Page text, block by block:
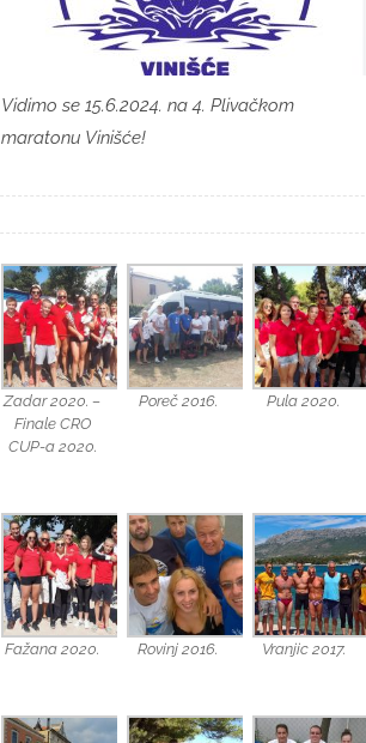
Vidimo se 15.6.2024. na 4. Plivačkom
maratonu Vinišće!
Zadar 2020. –
Finale CRO
CUP-a 2020.
Poreč 2016. Pula 2020.
Fažana 2020. Rovinj 2016. Vranjic 2017.